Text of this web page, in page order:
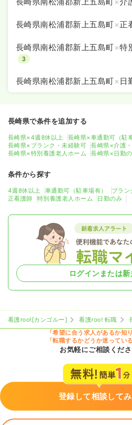
長崎県南松浦郡新上五島町×正
長崎県南松浦郡新上五島町×特
3
長崎県南松浦郡新上五島町× 日
長崎県で条件を追加する
長崎県×4週8休以上
長崎県×車通勤可（駐
長崎県×ブランク・未経験可
長崎県×介護
長崎県×特別養護老人ホーム
長崎県×日勤
条件から探す
4週8休以上 車通勤可（駐車場有） ブラン
正看護師
特別養護老人ホーム 日勤のみ
ログインまたは
看護roo![カンゴルー] 看護roo! 転職
「希望に合う求人があるか知
「転職するかどうか迷ってい
お気軽にご相談くだ
登録して相談して